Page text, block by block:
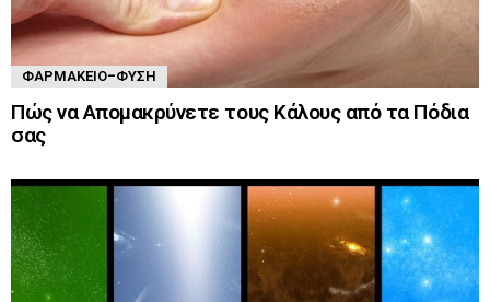
ΦΑΡΜΑΚΕΊΟ-ΦΎΣΗ
Πώς να Απομακρύνετε τους Κάλους από τα Πόδια
σας